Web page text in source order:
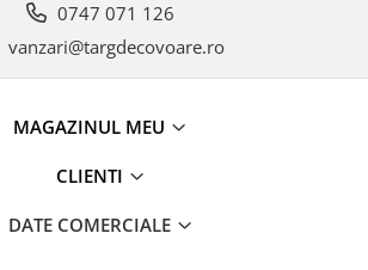
0747 071 126
vanzari@targdecovoare.ro
MAGAZINUL MEU
CLIENTI
DATE COMERCIALE